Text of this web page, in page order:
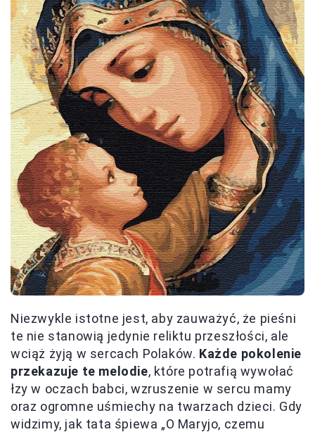
Niezwykle istotne jest, aby zauważyć, że pieśni
te nie stanowią jedynie reliktu przeszłości, ale
wciąż żyją w sercach Polaków. Każde pokolenie
przekazuje te melodie, które potrafią wywołać
łzy w oczach babci, wzruszenie w sercu mamy
oraz ogromne uśmiechy na twarzach dzieci. Gdy
widzimy, jak tata śpiewa „O Maryjo, czemu